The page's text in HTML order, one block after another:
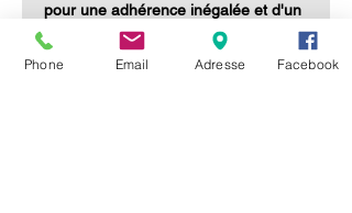
pour une adhérence inégalée et d'un
design respirant pour un confort
maximal sur tous les terrains.
Phone Email Adresse Facebook